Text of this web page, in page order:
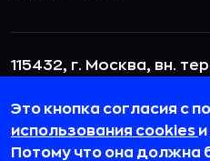
115432, г. Москва, вн.
Это кнопка согласия с
использования cookies и
Потому что она должна